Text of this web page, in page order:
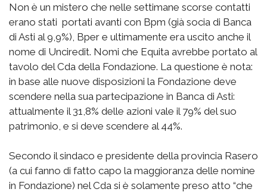
Non è un mistero che nelle settimane scorse contatti
erano stati portati avanti con Bpm (già socia di Banca
di Asti al 9,9%), Bper e ultimamente era uscito anche il
nome di Unciredit. Nomi che Equita avrebbe portato al
tavolo del Cda della Fondazione. La questione è nota:
in base alle nuove disposizioni la Fondazione deve
scendere nella sua partecipazione in Banca di Asti:
attualmente il 31,8% delle azioni vale il 79% del suo
patrimonio, e si deve scendere al 44%.
Secondo il sindaco e presidente della provincia Rasero
(a cui fanno di fatto capo la maggioranza delle nomine
in Fondazione) nel Cda si è solamente preso atto “che